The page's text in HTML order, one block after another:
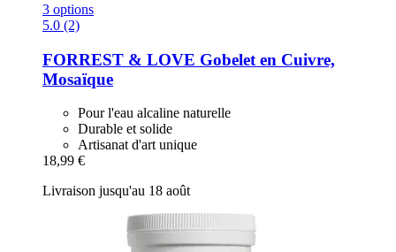
3 options
5.0 (2)
FORREST & LOVE Gobelet en Cuivre,
Mosaïque
Pour l'eau alcaline naturelle
Durable et solide
Artisanat d'art unique
18,99 €
Livraison jusqu'au 18 août